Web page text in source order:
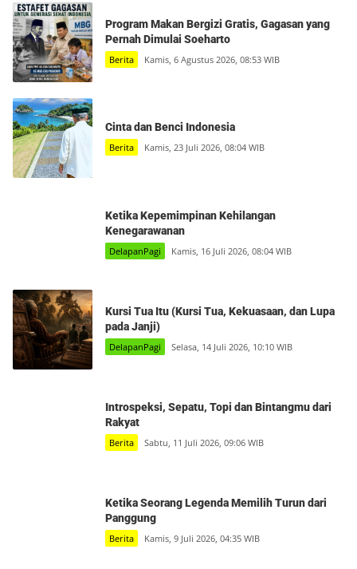
Program Makan Bergizi Gratis, Gagasan yang
Pernah Dimulai Soeharto
Berita Kamis, 6 Agustus 2026, 08:53 WIB
Cinta dan Benci Indonesia
Berita Kamis, 23 Juli 2026, 08:04 WIB
Ketika Kepemimpinan Kehilangan
Kenegarawanan
DelapanPagi Kamis, 16 Juli 2026, 08:04 WIB
Kursi Tua Itu (Kursi Tua, Kekuasaan, dan Lupa
pada Janji)
DelapanPagi Selasa, 14 Juli 2026, 10:10 WIB
Introspeksi, Sepatu, Topi dan Bintangmu dari
Rakyat
Berita Sabtu, 11 Juli 2026, 09:06 WIB
Ketika Seorang Legenda Memilih Turun dari
Panggung
Berita Kamis, 9 Juli 2026, 04:35 WIB